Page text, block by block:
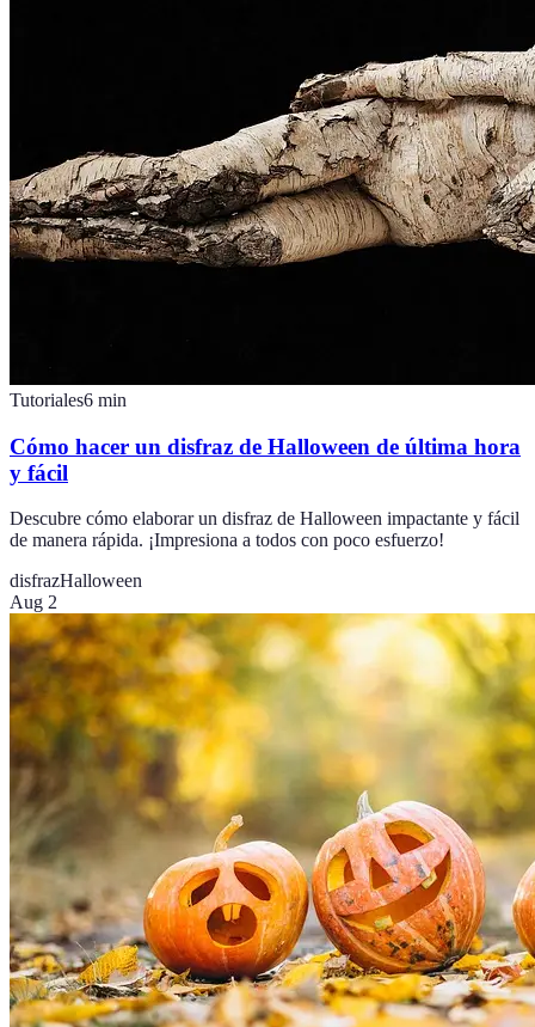
Tutoriales6 min
Cómo hacer un disfraz de Halloween de última hora
y fácil
Descubre cómo elaborar un disfraz de Halloween impactante y fácil
de manera rápida. ¡Impresiona a todos con poco esfuerzo!
disfrazHalloween
Aug 2